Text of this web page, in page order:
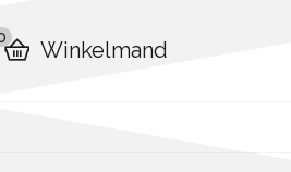
Winkelmand